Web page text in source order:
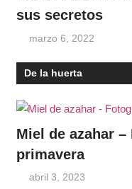
sus secretos
marzo 6, 2022
De la huerta
Miel de azahar
primavera
abril 3, 2023